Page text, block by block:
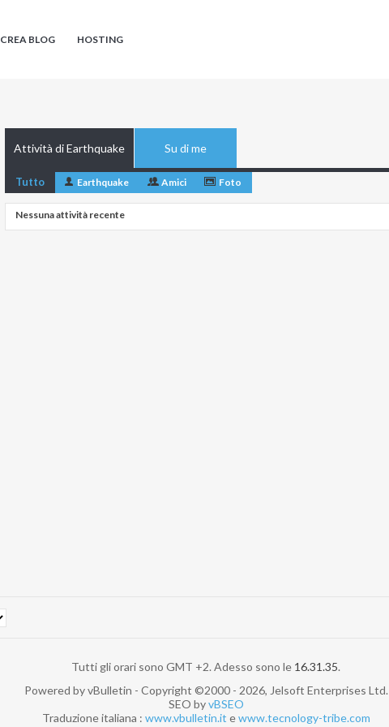
CREA BLOG HOSTING
Attività di Earthquake Su di me
Tutto Earthquake Amici Foto
Nessuna attività recente
Tutti gli orari sono GMT +2. Adesso sono le 16.31.35.
Powered by vBulletin - Copyright ©2000 - 2026, Jelsoft Enterprises Ltd.
SEO byvBSEO
Traduzione italiana : www.vbulletin.it ewww.tecnology-tribe.com